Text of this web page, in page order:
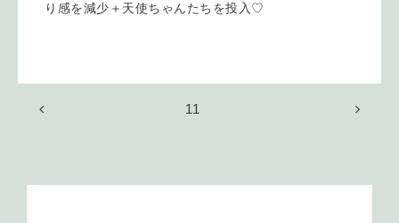
り感を減少＋天使ちゃんたちを投入♡
11